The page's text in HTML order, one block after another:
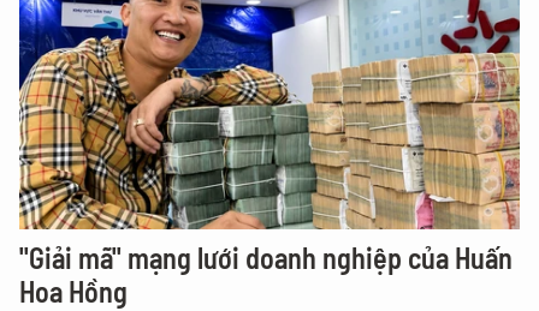
"Giải mã" mạng lưới doanh nghiệp của Huấn
Hoa Hồng